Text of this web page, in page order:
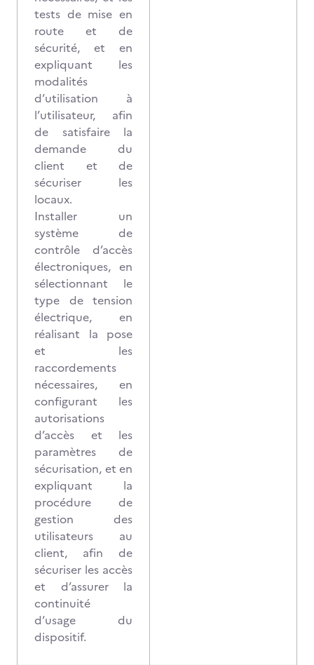
tests de mise en
route et de
sécurité, et en
expliquant les
modalités
d’utilisation à
l’utilisateur, afin
de satisfaire la
demande du
client et de
sécuriser les
locaux.
Installer un
système de
contrôle d’accès
électroniques, en
sélectionnant le
type de tension
électrique, en
réalisant la pose
et les
raccordements
nécessaires, en
configurant les
autorisations
d’accès et les
paramètres de
sécurisation, et en
expliquant la
procédure de
gestion des
utilisateurs au
client, afin de
sécuriser les accès
et d’assurer la
continuité
d’usage du
dispositif.